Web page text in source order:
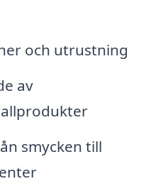
och utrustning
av
smycken till